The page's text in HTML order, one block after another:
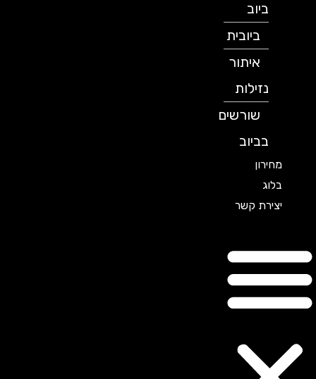
ביובית
איתור
נזילות
שורשים
בביוב
מחירון
יצירת קשר